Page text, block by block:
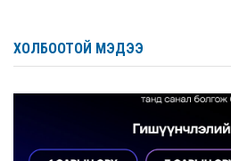
ХОЛБООТОЙ МЭДЭЭ